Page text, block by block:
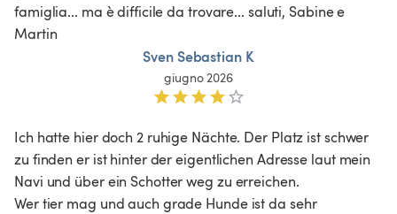
famiglia... ma è difficile da trovare... saluti, Sabine e
Martin
Sven Sebastian K
giugno 2026
Ich hatte hier doch 2 ruhige Nächte. Der Platz ist schwer
zu finden er ist hinter der eigentlichen Adresse laut mein
Navi und über ein Schotter weg zu erreichen.
Wer tier mag und auch grade Hunde ist da sehr